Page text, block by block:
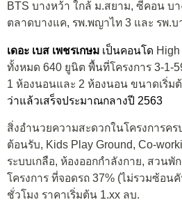
BTS บางหว้า ใกล้ ม.สยาม, ซีคอน บ
ตลาดบางแค, รพ.พญาไท 3 และ รพ.บ
เดอะ เบส เพชรเกษม เป็นคอนโด
ทั้งหมด 640 ยูนิต พื้นที่โครงการ 3-1-
1 ห้องนอนและ 2 ห้องนอน ขนาดเริ่ม
ว่าแล้วเสร็จประมาณกลางปี 2563
สิ่งอำนวยความสะดวกในโครงการคร
ต้อนรับ, Kids Play Ground, Co-
ระบบเกลือ, ห้องออกกำลังกาย, สวนพั
โครงการ ที่จอดรถ 37% (ไม่รวมซ้อน
ชั่วโมง ราคาเริ่มต้น 1.xx ลบ.